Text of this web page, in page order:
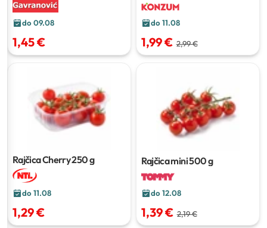
do 09.08
1,45 €
do 11.08
1,99 € 2,99 €
Rajčica Cherry250 g
do 11.08
1,29 €
Rajčica mini500 g
do 12.08
1,39 € 2,19 €